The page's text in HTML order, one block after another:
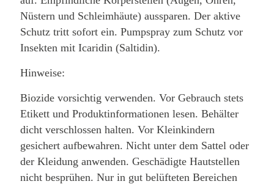
Nüstern und Schleimhäute) aussparen. Der aktive
Schutz tritt sofort ein. Pumpspray zum Schutz vor
Insekten mit Icaridin (Saltidin).
Hinweise:
Biozide vorsichtig verwenden. Vor Gebrauch stets
Etikett und Produktinformationen lesen. Behälter
dicht verschlossen halten. Vor Kleinkindern
gesichert aufbewahren. Nicht unter dem Sattel oder
der Kleidung anwenden. Geschädigte Hautstellen
nicht besprühen. Nur in gut belüfteten Bereichen